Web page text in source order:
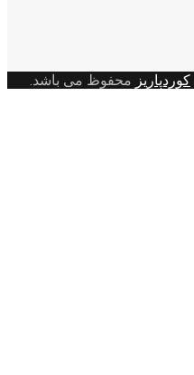
کوردپاریز محفوظ می باشد.